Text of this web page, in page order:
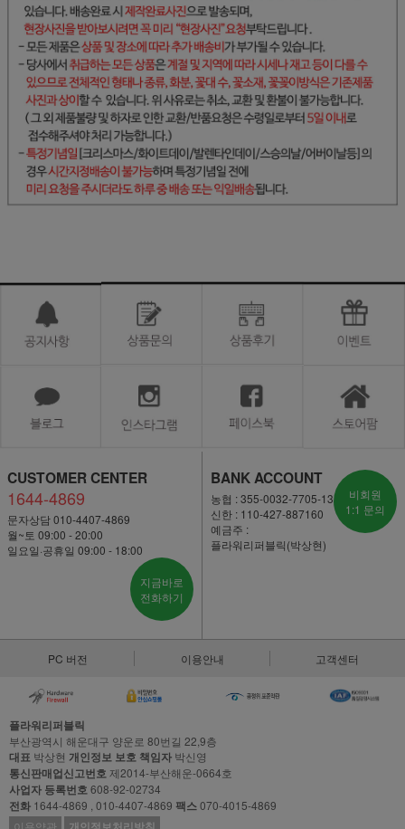
CUSTOMER CENTER
1644-4869
문자상담 010-4407-4869
월~토 09:00 - 20:00
일요일·공휴일 09:00 - 18:00
지금바로
전화하기
BANK ACCOUNT
농협 : 355-0032-7705-13
신한 : 110-427-887160
예금주 :
플라워리퍼블릭(박상현)
비회원
1:1 문의
PC 버전 이용안내 고객센터
플라워리퍼블릭
부산광역시 해운대구 양운로 80번길 22,9층
대표 박상현 개인정보 보호 책임자 박신영
통신판매업신고번호 제2014-부산해운-0664호
사업자 등록번호 608-92-02734
전화 1644-4869 , 010-4407-4869 팩스070-4015-4869
이용약관